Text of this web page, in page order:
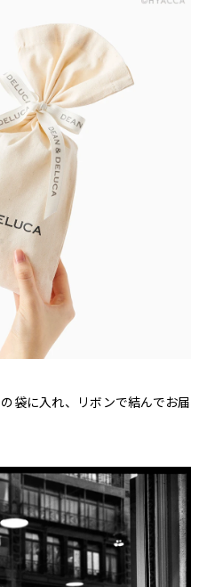
袋に入れ、リボンで結んでお届